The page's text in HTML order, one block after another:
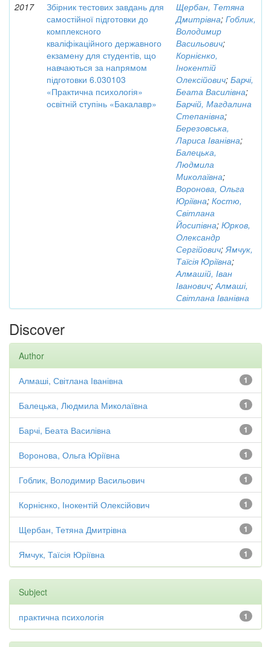
2017
Збірник тестових завдань для
самостійної підготовки до
комплексного
кваліфікаційного державного
екзамену для студентів, що
навчаються за напрямом
підготовки 6.030103
«Практична психологія»
освітній ступінь «Бакалавр»
Щербан, Тетяна
Дмитрівна; Гоблик,
Володимир
Васильович;
Корнієнко,
Інокентій
Олексійович; Барчі,
Беата Василівна;
Барчій, Магдалина
Степанівна;
Березовська,
Лариса Іванівна;
Балецька,
Людмила
Миколаївна;
Воронова, Ольга
Юріївна; Костю,
Світлана
Йосипівна; Юрков,
Олександр
Сергійович;Ямчук,
Таїсія Юріївна;
Алмашій, Іван
Іванович;Алмаші,
Світлана Іванівна
Discover
Author
1
Алмаші, Світлана Іванівна
1
Балецька, Людмила Миколаївна
1
Барчі, Беата Василівна
1
Воронова, Ольга Юріївна
1
Гоблик, Володимир Васильович
1
Корнієнко, Інокентій Олексійович
1
Щербан, Тетяна Дмитрівна
1
Ямчук, Таїсія Юріївна
Subject
1
практична психологія